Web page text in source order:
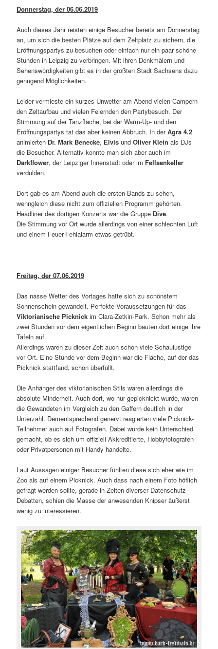
Donnerstag, der 06.06.2019
Auch dieses Jahr reisten einige Besucher bereits am Donnerstag
an, um sich die besten Plätze auf dem Zeltplatz zu sichern, die
Eröffnungspartys zu besuchen oder einfach nur ein paar schöne
Stunden in Leipzig zu verbringen. Mit ihren Denkmälern und
Sehenswürdigkeiten gibt es in der größten Stadt Sachsens dazu
genügend Möglichkeiten.
Leider vermieste ein kurzes Unwetter am Abend vielen Campern
den Zeltaufbau und vielen Feiernden den Partybesuch. Der
Stimmung auf der Tanzfläche, bei der Warm-Up- und den
Eröffnungspartys tat das aber keinen Abbruch. In derAgra 4.2
animierten Dr. Mark Benecke, Elvis undOliver Klein als DJs
die Besucher. Alternativ konnte man sich aber auch im
Darkflower, der Leipziger Innenstadt oder im Fellsenkeller
verdulden.
Dort gab es am Abend auch die ersten Bands zu sehen,
wenngleich diese nicht zum offiziellen Programm gehörten.
Headliner des dortigen Konzerts war die Gruppe Dive.
Die Stimmung vor Ort wurde allerdings von einer schlechten Luft
und einem Feuer-Fehlalarm etwas getrübt.
Freitag, der 07.06.2019
Das nasse Wetter des Vortages hatte sich zu schönstem
Sonnenschein gewandelt. Perfekte Voraussetzungen für das
Viktorianische Picknick im Clara-Zetkin-Park. Schon mehr als
zwei Stunden vor dem eigentlichen Beginn bauten dort einige ihre
Tafeln auf.
Allerdings waren zu dieser Zeit auch schon viele Schaulustige
vor Ort. Eine Stunde vor dem Beginn war die Fläche, auf der das
Picknick stattfand, schon überfüllt.
Die Anhänger des viktorianischen Stils waren allerdings die
absolute Minderheit. Auch dort, wo nur gepicknickt wurde, waren
die Gewandeten im Vergleich zu den Gaffern deutlich in der
Unterzahl. Dementsprechend genervt reagierten viele Picknick-
Teilnehmer auch auf Fotografen. Dabei wurde kein Unterschied
gemacht, ob es sich um offiziell Akkreditierte, Hobbyfotografen
oder Privatpersonen mit Handy handelte.
Laut Aussagen einiger Besucher fühlten diese sich eher wie im
Zoo als auf einem Picknick. Auch dass nach einem Foto höflich
gefragt werden sollte, gerade in Zeiten diverser Datenschutz-
Debatten, schien die Masse der anwesenden Knipser äußerst
wenig zu interessieren.